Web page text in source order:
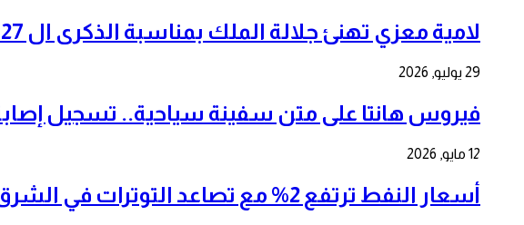
لامية معزي تهنئ جلالة الملك بمناسبة الذكرى ال 27 لعيد العرش
29 يوليو, 2026
فيروس هانتا على متن سفينة سياحية.. تسجيل
12 مايو, 2026
أسعار النفط ترتفع 2% مع تصاعد التوترات في الشرق الأوسط وإغلاق مضيق هرمز